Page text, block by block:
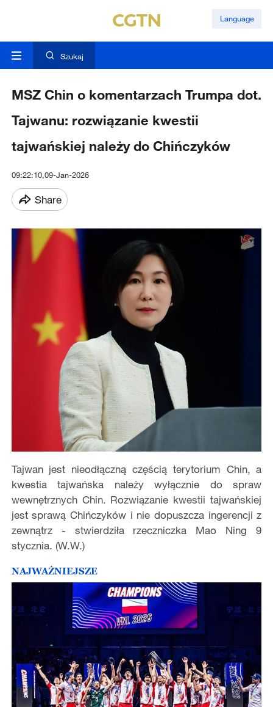
Language
Szukaj
MSZ Chin o komentarzach Trumpa dot.
Tajwanu: rozwiązanie kwestii
tajwańskiej należy do Chińczyków
09:22:10,09-Jan-2026
Share
Tajwan jest nieodłączną częścią terytorium Chin, a
kwestia tajwańska należy wyłącznie do spraw
wewnętrznych Chin. Rozwiązanie kwestii tajwańskiej
jest sprawą Chińczyków i nie dopuszcza ingerencji z
zewnątrz - stwierdziła rzeczniczka Mao Ning 9
stycznia. (W.W.)
NAJWAŻNIEJSZE